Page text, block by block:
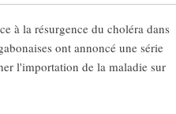
à la résurgence du choléra dans
ont annoncé une série
l'importation de la maladie sur